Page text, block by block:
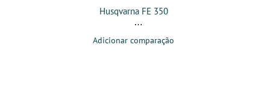
Husqvarna FE 350
Adicionar comparação